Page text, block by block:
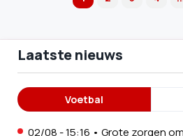
Laatste nieuws
Voetbal
02/08 - 15:16 • Grote zorgen